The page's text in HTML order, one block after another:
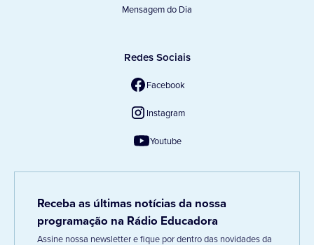
Mensagem do Dia
Redes Sociais
Facebook
Instagram
Youtube
Receba as últimas notícias da nossa
programação na Rádio Educadora
Assine nossa newsletter e fique por dentro das novidades da